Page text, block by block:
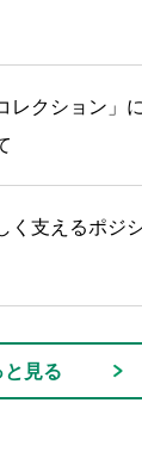
レクション
支えるポジ
と見る